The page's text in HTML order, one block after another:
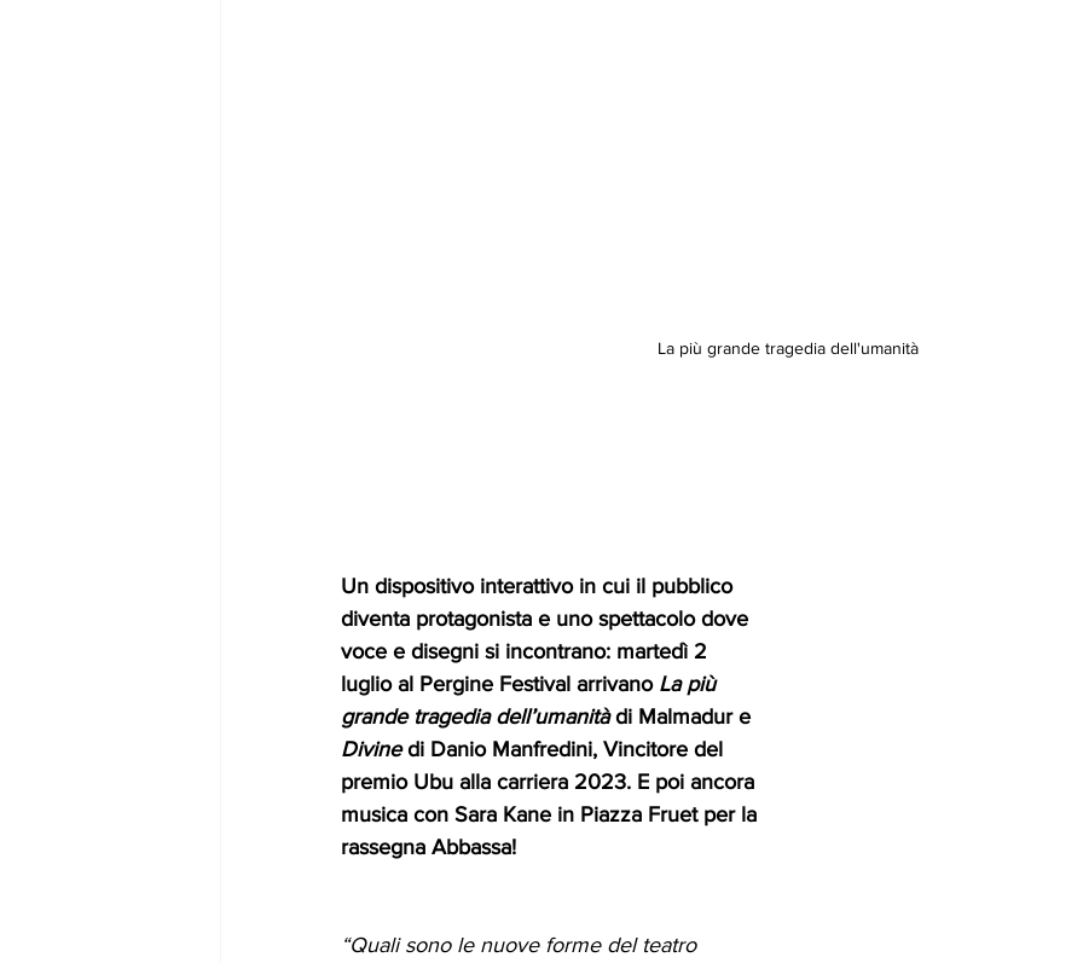
La più grande tragedia dell'umanità
Un dispositivo interattivo in cui il pubblico
diventa protagonista e uno spettacolo dove
voce e disegni si incontrano: martedì 2
luglio al Pergine Festival arrivano La più
grande tragedia dell’umanità di Malmadur e
Divine di Danio Manfredini, Vincitore del
premio Ubu alla carriera 2023. E poi ancora
musica con Sara Kane in Piazza Fruet per la
rassegna Abbassa!
“Quali sono le nuove forme del teatro